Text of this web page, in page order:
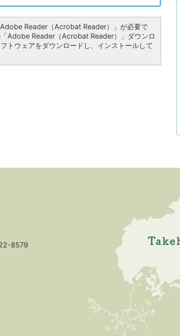
Reader（Acrobat Reader）」が必要で
Adobe Reader（Acrobat Reader）」ダウンロ
トウェアをダウンロードし、インストールして
8579